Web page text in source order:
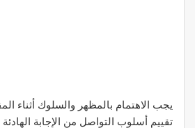
يجب الاهتمام بالمظهر والسلوك أثناء
تقييم أسلوب التواصل من الإجابة